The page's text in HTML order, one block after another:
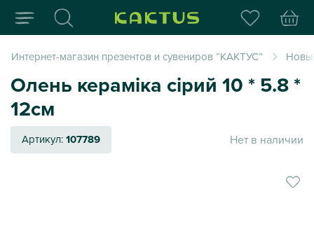
Интернет-магазин
Интернет-магазин презентов и сувениров “КАКТУС”
Олень кераміка сірий 10 * 5.8 *
12см
Артикул:107789 Нет в наличии